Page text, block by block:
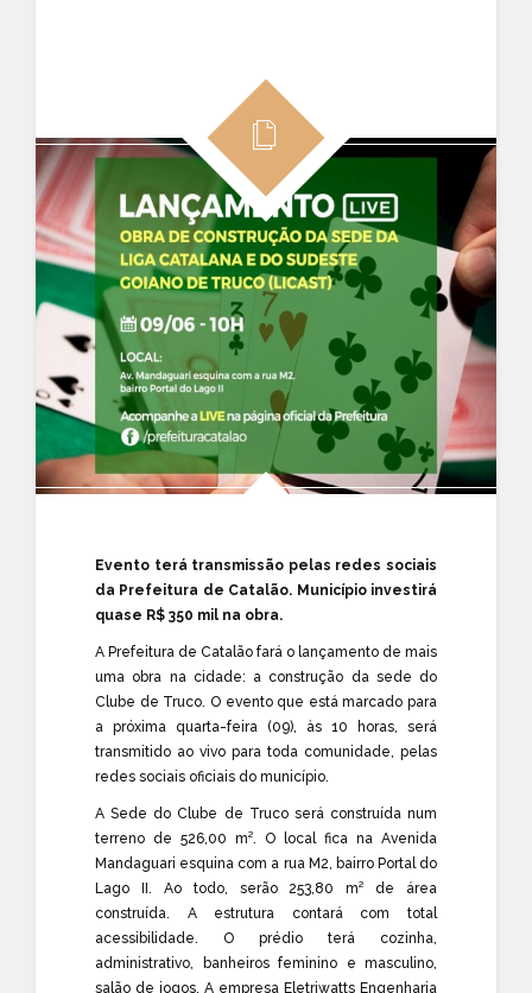
Evento terá transmissão pelas redes sociais
da Prefeitura de Catalão. Município investirá
quase R$ 350 mil na obra.
A Prefeitura de Catalão fará o lançamento de mais
uma obra na cidade: a construção da sede do
Clube de Truco. O evento que está marcado para
a próxima quarta-feira (09), às 10 horas, será
transmitido ao vivo para toda comunidade, pelas
redes sociais oficiais do município.
A Sede do Clube de Truco será construída num
terreno de 526,00 m². O local fica na Avenida
Mandaguari esquina com a rua M2, bairro Portal do
Lago II. Ao todo, serão 253,80 m² de área
construída. A estrutura contará com total
acessibilidade. O prédio terá cozinha,
administrativo, banheiros feminino e masculino,
salão de jogos. A empresa Eletriwatts Engenharia